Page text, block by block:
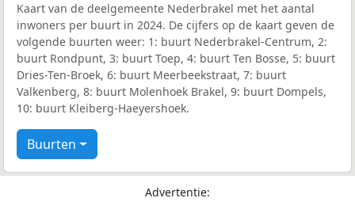
Kaart van de deelgemeente Nederbrakel met het aantal
inwoners per buurt in 2024. De cijfers op de kaart geven de
volgende buurten weer: 1: buurt Nederbrakel-Centrum, 2:
buurt Rondpunt, 3: buurt Toep, 4: buurt Ten Bosse, 5: buurt
Dries-Ten-Broek, 6: buurt Meerbeekstraat, 7: buurt
Valkenberg, 8: buurt Molenhoek Brakel, 9: buurt Dompels,
10: buurt Kleiberg-Haeyershoek.
Buurten
Advertentie: